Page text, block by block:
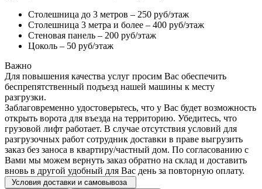
Столешница до 3 метров – 250 руб/этаж
Столешница 3 метра и более – 400 руб/этаж
Стеновая панель – 200 руб/этаж
Цоколь – 50 руб/этаж
Важно
Для повышения качества услуг просим Вас обеспечить
беспрепятственный подъезд нашей машины к месту
разгрузки.
Заблаговременно удостоверьтесь, что у Вас будет возможность
открыть ворота для въезда на территорию. Убедитесь, что
грузовой лифт работает. В случае отсутствия условий для
разгрузочных работ сотрудник доставки в праве выгрузить
заказ без заноса в квартиру/частный дом. По согласованию с
Вами мы можем вернуть заказ обратно на склад и доставить
вновь в другой удобный для Вас день за повторную оплату.
Условия доставки и самовывоза